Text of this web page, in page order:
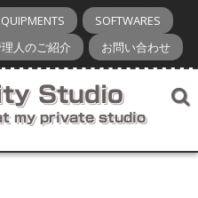
SOFTWARES
人のご紹介 お問い合わせ
Studio
my private studio